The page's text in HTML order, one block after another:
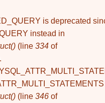
is deprecated
instead in
(line 334 of
(line 346 of